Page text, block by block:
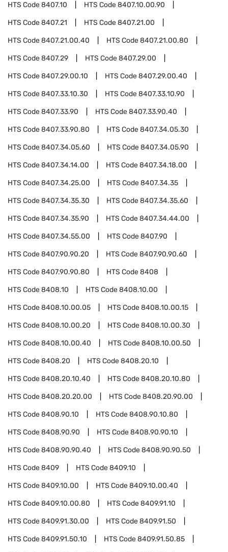
HTS Code8407.10 HTS Code8407.10.00.90
HTS Code8407.21 HTS Code8407.21.00
HTS Code8407.21.00.40 HTS Code8407.21.00.80
HTS Code8407.29 HTS Code8407.29.00
HTS Code8407.29.00.10 HTS Code8407.29.00.40
HTS Code8407.33.10.30 HTS Code8407.33.10.90
HTS Code8407.33.90 HTS Code8407.33.90.40
HTS Code8407.33.90.80 HTS Code8407.34.05.30
HTS Code8407.34.05.60 HTS Code8407.34.05.90
HTS Code8407.34.14.00 HTS Code8407.34.18.00
HTS Code8407.34.25.00 HTS Code8407.34.35
HTS Code8407.34.35.30 HTS Code8407.34.35.60
HTS Code8407.34.35.90 HTS Code8407.34.44.00
HTS Code8407.34.55.00 HTS Code8407.90
HTS Code8407.90.90.20 HTS Code8407.90.90.60
HTS Code8407.90.90.80 HTS Code8408
HTS Code8408.10 HTS Code8408.10.00
HTS Code8408.10.00.05 HTS Code8408.10.00.15
HTS Code8408.10.00.20 HTS Code8408.10.00.30
HTS Code8408.10.00.40 HTS Code8408.10.00.50
HTS Code8408.20 HTS Code8408.20.10
HTS Code8408.20.10.40 HTS Code8408.20.10.80
HTS Code8408.20.20.00 HTS Code8408.20.90.00
HTS Code8408.90.10 HTS Code8408.90.10.80
HTS Code8408.90.90 HTS Code8408.90.90.10
HTS Code8408.90.90.40 HTS Code8408.90.90.50
HTS Code8409 HTS Code8409.10
HTS Code8409.10.00 HTS Code8409.10.00.40
HTS Code8409.10.00.80 HTS Code8409.91.10
HTS Code8409.91.30.00 HTS Code8409.91.50
HTS Code8409.91.50.10 HTS Code8409.91.50.85